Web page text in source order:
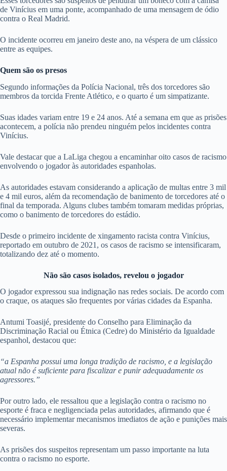
de Vinícius em uma ponte, acompanhado de uma mensagem de ódio
contra o Real Madrid.
O incidente ocorreu em janeiro deste ano, na véspera de um clássico
entre as equipes.
Quem são os presos
Segundo informações da Polícia Nacional, três dos torcedores são
membros da torcida Frente Atlético, e o quarto é um simpatizante.
Suas idades variam entre 19 e 24 anos. Até a semana em que as prisões
acontecem, a polícia não prendeu ninguém pelos incidentes contra
Vinícius.
Vale destacar que a LaLiga chegou a encaminhar oito casos de racismo
envolvendo o jogador às autoridades espanholas.
As autoridades estavam considerando a aplicação de multas entre 3 mil
e 4 mil euros, além da recomendação de banimento de torcedores até o
final da temporada. Alguns clubes também tomaram medidas próprias,
como o banimento de torcedores do estádio.
Desde o primeiro incidente de xingamento racista contra Vinícius,
reportado em outubro de 2021, os casos de racismo se intensificaram,
totalizando dez até o momento.
Não são casos isolados, revelou o jogador
O jogador expressou sua indignação nas redes sociais. De acordo com
o craque, os ataques são frequentes por várias cidades da Espanha.
Antumi Toasijé, presidente do Conselho para Eliminação da
Discriminação Racial ou Étnica (Cedre) do Ministério da Igualdade
espanhol, destacou que:
“a Espanha possui uma longa tradição de racismo, e a legislação
atual não é suficiente para fiscalizar e punir adequadamente os
agressores.”
Por outro lado, ele ressaltou que a legislação contra o racismo no
esporte é fraca e negligenciada pelas autoridades, afirmando que é
necessário implementar mecanismos imediatos de ação e punições mais
severas.
As prisões dos suspeitos representam um passo importante na luta
contra o racismo no esporte.